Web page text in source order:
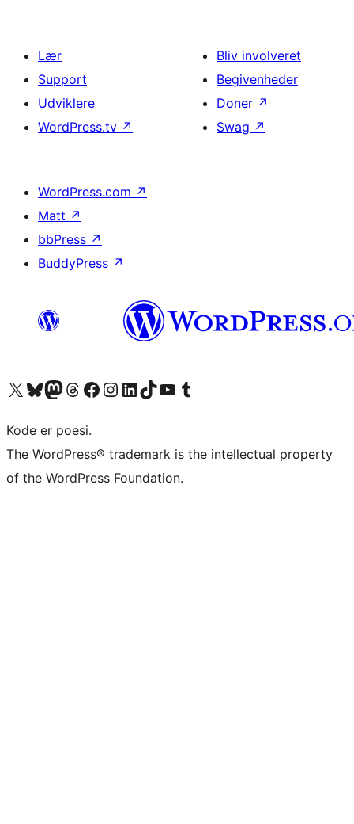
Lær
Support
Udviklere
WordPress.tv ↗
Bliv involveret
Begivenheder
Doner ↗
Swag ↗
WordPress.com ↗
Matt ↗
bbPress ↗
BuddyPress ↗
Besøg vores X (tidligere Twitter) konto
Besøg vores Bluesky-konto
Besøg vores Mastodon konto
Besøg vores Threads-konto
Besøg vores Facebook sideBesøg vores Instagram konto
Besøg vores LinkedIn konto
Besøg vores TikTok-konto
Besøg vores YouTube-kanalBesøg vores Tumblr-konto
Kode er poesi.
The WordPress® trademark is the intellectual property
of the WordPress Foundation.